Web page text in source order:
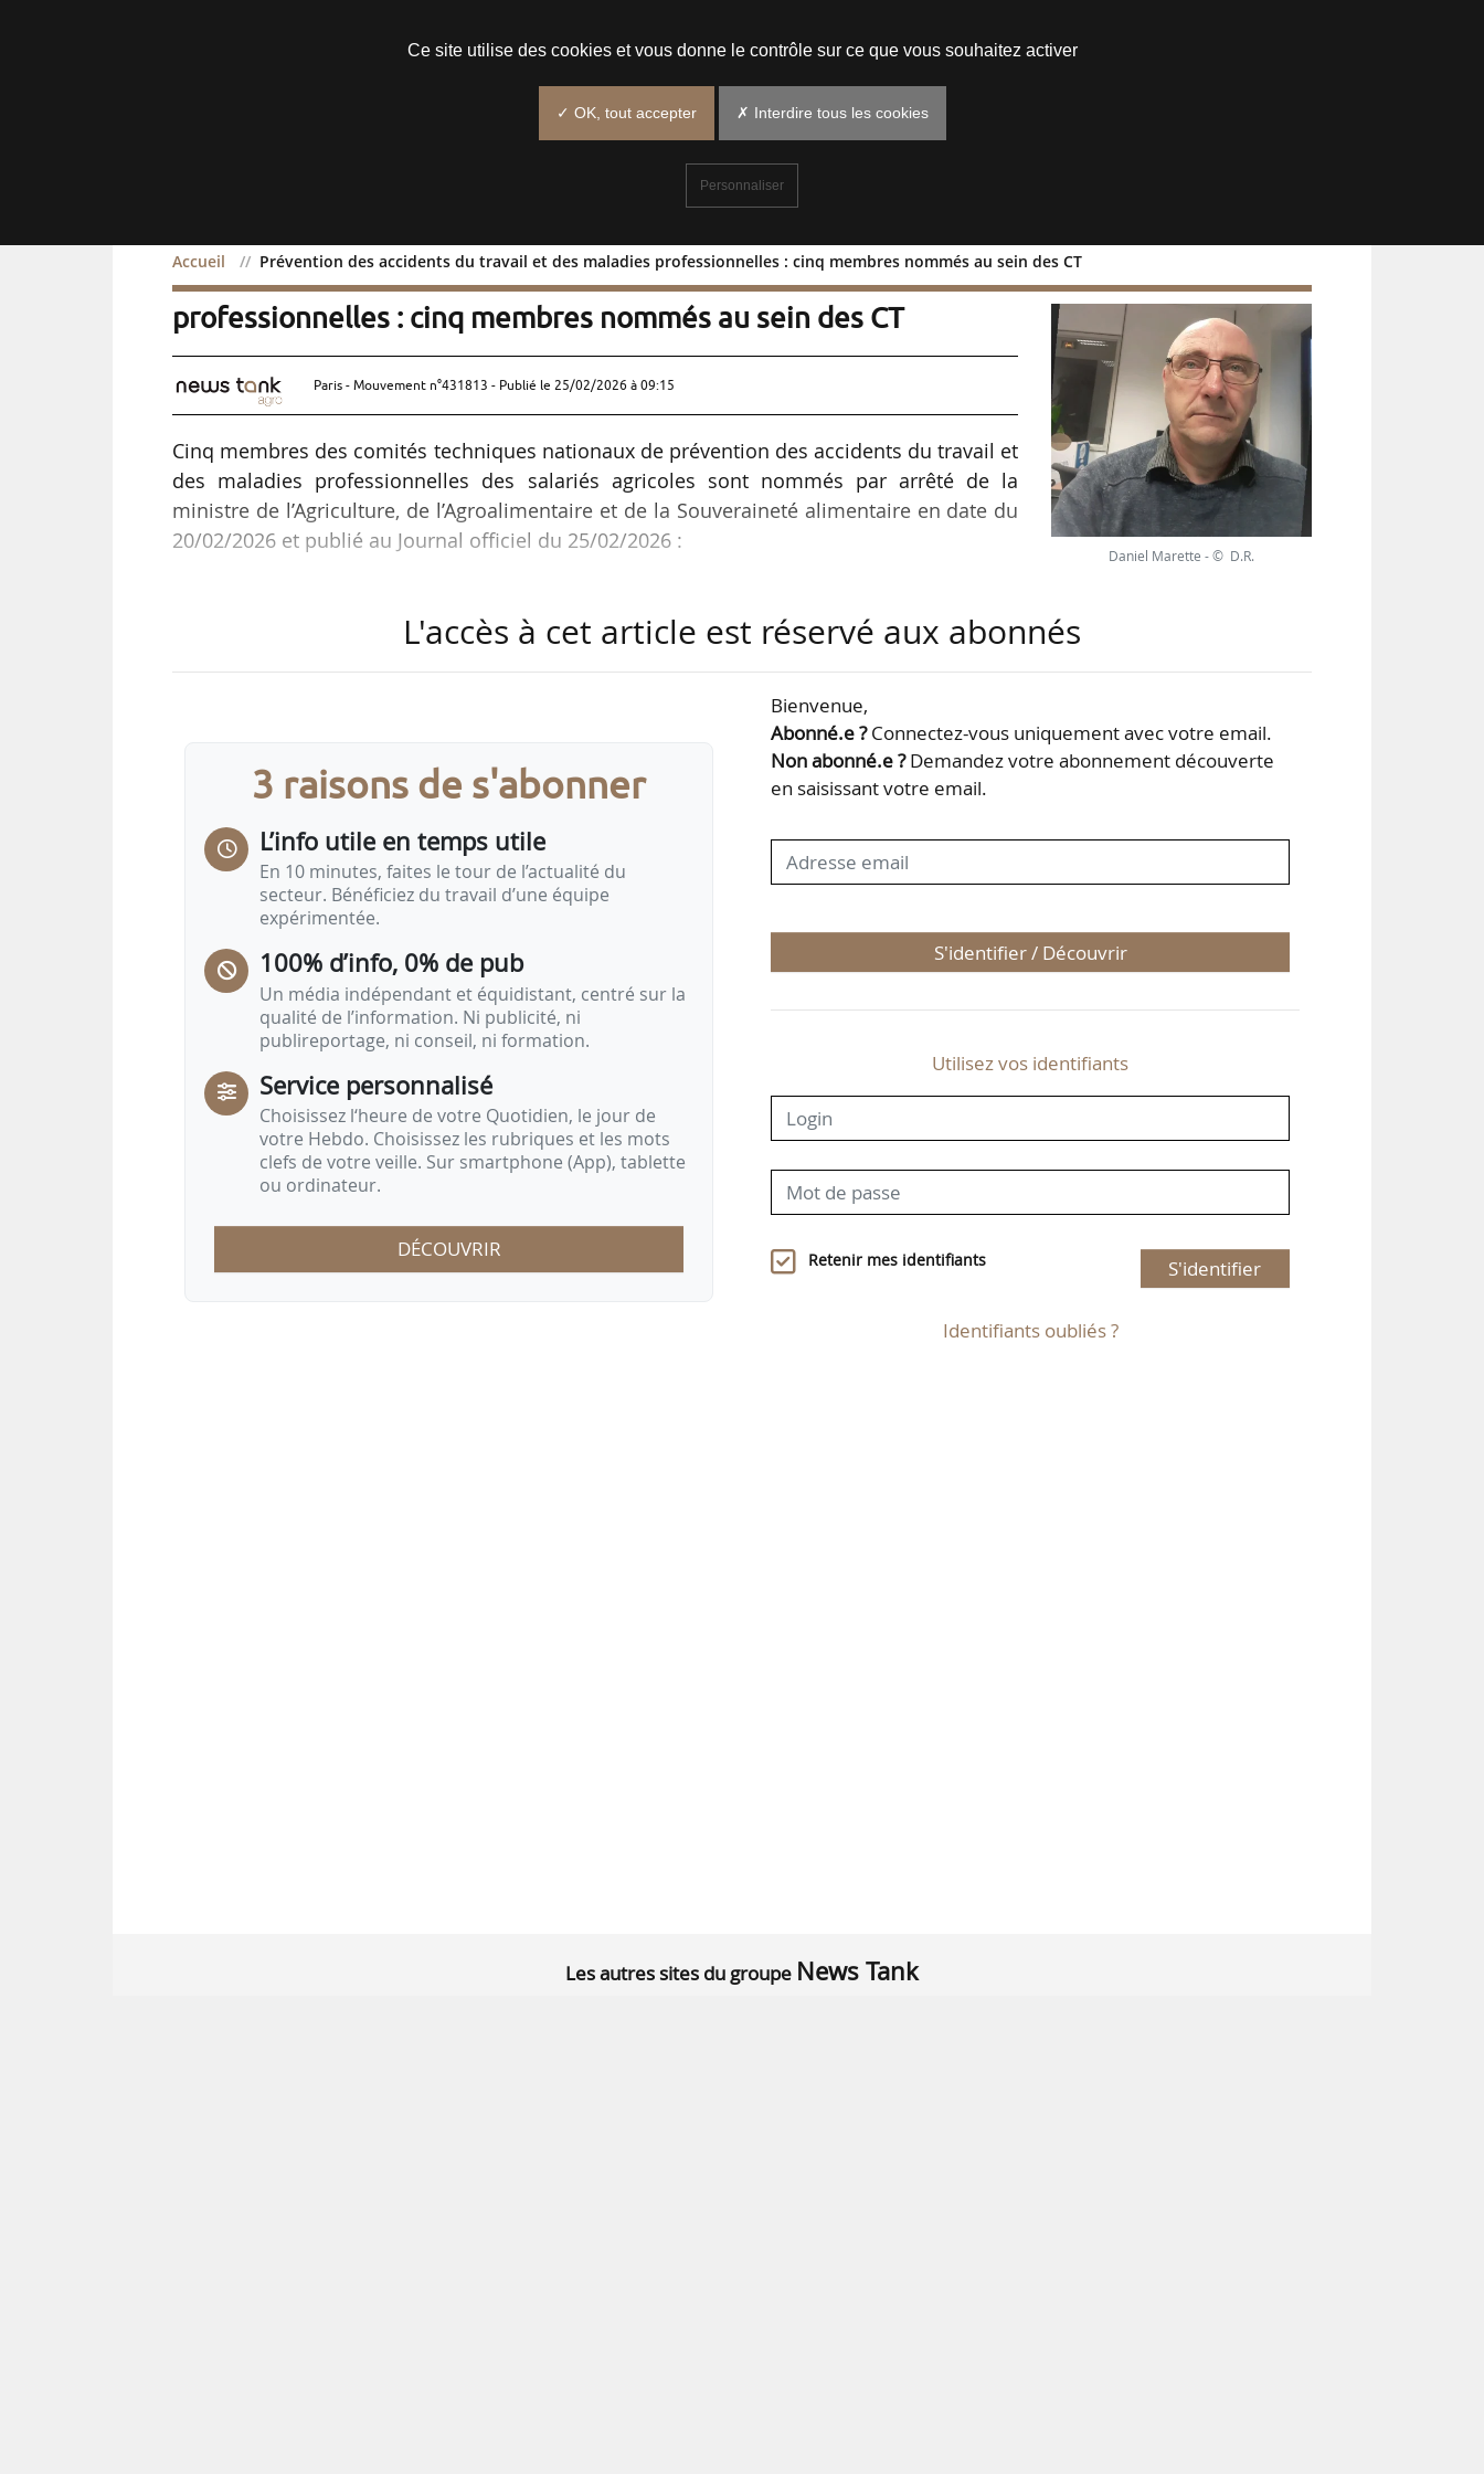
Accueil Prévention des accidents du travail et des maladies professionnelles : cinq membres nommés au sein des CT
Prévention des accidents du travail et des maladies
professionnelles : cinq membres nommés au sein des CT
Paris - Mouvement n°431813 - Publié le 25/02/2026 à 09:15
Cinq membres des comités techniques nationaux de prévention des accidents du travail et
des maladies professionnelles des salariés agricoles sont nommés par arrêté de la
ministre de l’Agriculture, de l’Agroalimentaire et de la Souveraineté alimentaire en date du
20/02/2026 et publié au Journal officiel du 25/02/2026 :
Hervé Pierron au sein du comité technique national de prévention n° 2 « Travaux
• Daniel Marette et Stéphanie Duroisel remplacent respectivement Jean-Pierre Chivoret et
Céser de Lemos Ferreira au sein du comité technique national de prévention n° 4
« Entreprises paysagistes, de travaux agricoles et d’artisanat rural », en…
Daniel Marette - © D.R.
L'accès à cet article est réservé aux abonnés
3 raisons de s'abonner
L’info utile en temps utile
En 10 minutes, faites le tour de l’actualité du
secteur. Bénéficiez du travail d’une équipe
expérimentée.
100% d’info, 0% de pub
Un média indépendant et équidistant, centré sur la
qualité de l’information. Ni publicité, ni
publireportage, ni conseil, ni formation.
Service personnalisé
Choisissez l‘heure de votre Quotidien, le jour de
votre Hebdo. Choisissez les rubriques et les mots
clefs de votre veille. Sur smartphone (App), tablette
ou ordinateur.
DÉCOUVRIR
Bienvenue,
Abonné.e ?Connectez-vous uniquement avec votre email.
Non abonné.e ?Demandez votre abonnement découverte
en saisissant votre email.
S'identifier / Découvrir
Utilisez vos identifiants
Retenir mes identifiants S'identifier
Identifiants oubliés ?
Les autres sites du groupe News Tank
Ce site utilise des cookies et vous donne le contrôle sur ce que vous souhaitez activer
✓ OK, tout accepter ✗ Interdire tous les cookies
Personnaliser